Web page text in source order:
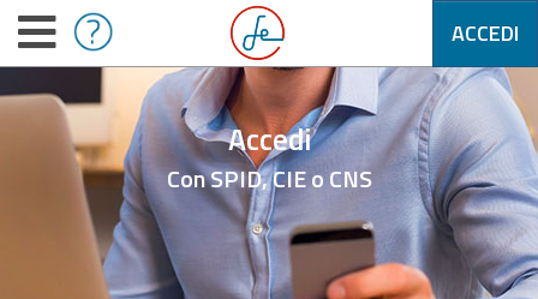
ACCEDI
Accedi
Con SPID, CIE o CNS